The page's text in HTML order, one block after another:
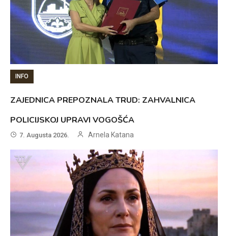
INFO
ZAJEDNICA PREPOZNALA TRUD: ZAHVALNICA
POLICIJSKOJ UPRAVI VOGOŠĆA
7. Augusta 2026. Arnela Katana